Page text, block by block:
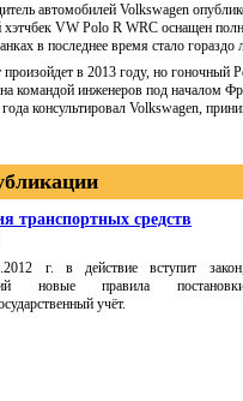
автомобилей Volkswagen
хэтчбек VW Polo R WRC оснащен
в последнее время стало гораздо
в 2013 году, но гоночный
командой инженеров под началом
консультировал Volkswagen,
транспортных средств
г. в действие вступит
новые правила
учёт.